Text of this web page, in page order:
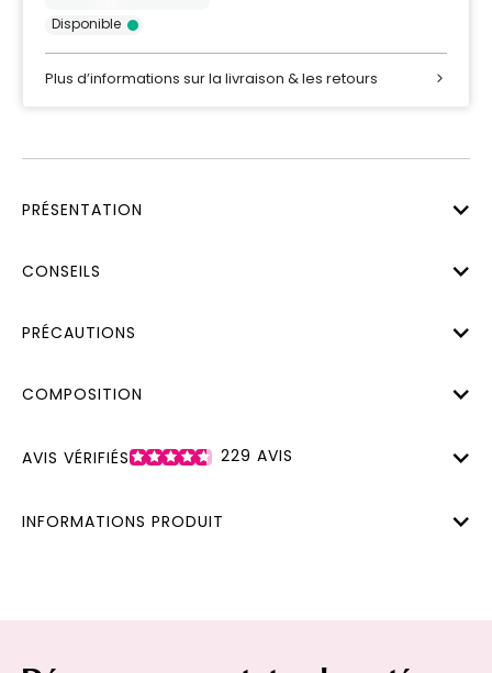
Disponible
Plus d’informations sur la livraison & les retours
PRÉSENTATION
CONSEILS
PRÉCAUTIONS
COMPOSITION
AVIS VÉRIFIÉS 229 AVIS
INFORMATIONS PRODUIT